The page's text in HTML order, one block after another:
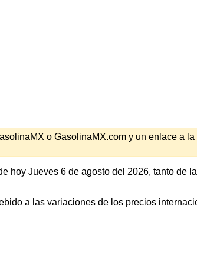
o GasolinaMX.com y un enlace a la
hoy Jueves 6 de agosto del 2026, tanto de
a las variaciones de los precios